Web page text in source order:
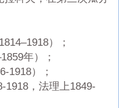
）；
年）；
1918）；
1918，法理上1849-